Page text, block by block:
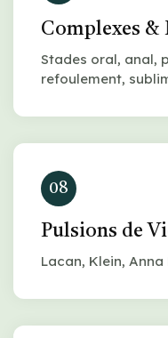
Complexes &
Stades oral, anal,
refoulement,
08
Pulsions de
Lacan, Klein,